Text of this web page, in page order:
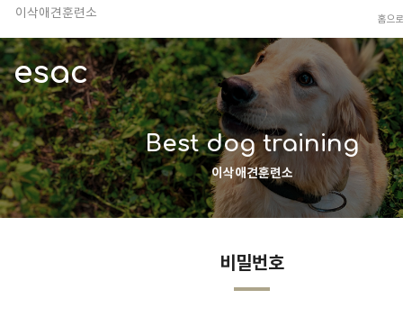
이삭애견훈련소
안전하고 행복한 펫티켓 선도!
경기도 화성시 봉담읍 위치
이찬종, 이웅종 소장 소개
홈으로
esac
Best dog training
이삭애견훈련소
비밀번호